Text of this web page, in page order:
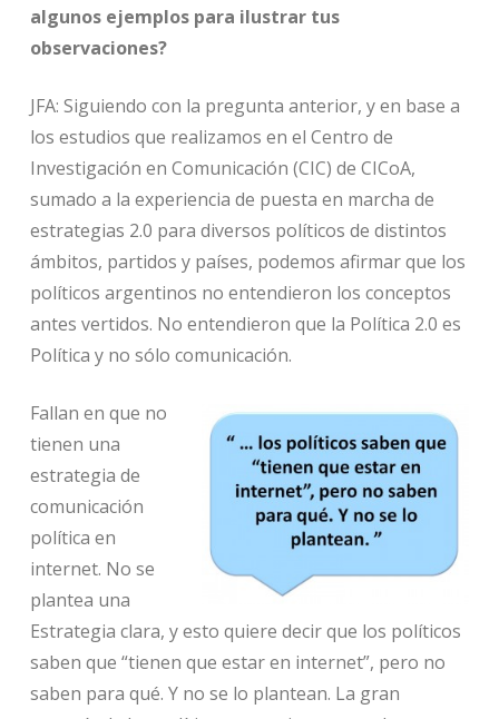
algunos ejemplos para ilustrar tus
observaciones?
JFA: Siguiendo con la pregunta anterior, y en base a
los estudios que realizamos en el Centro de
Investigación en Comunicación (CIC) de CICoA,
sumado a la experiencia de puesta en marcha de
estrategias 2.0 para diversos políticos de distintos
ámbitos, partidos y países, podemos afirmar que los
políticos argentinos no entendieron los conceptos
antes vertidos. No entendieron que la Política 2.0 es
Política y no sólo comunicación.
Fallan en que no
tienen una
estrategia de
comunicación
política en
internet. No se
plantea una
Estrategia clara, y esto quiere decir que los políticos
saben que “tienen que estar en internet”, pero no
saben para qué. Y no se lo plantean. La gran